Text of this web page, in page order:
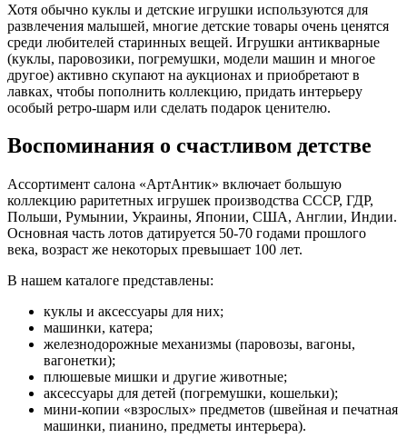
Хотя обычно куклы и детские игрушки используются для
развлечения малышей, многие детские товары очень ценятся
среди любителей старинных вещей. Игрушки антикварные
(куклы, паровозики, погремушки, модели машин и многое
другое) активно скупают на аукционах и приобретают в
лавках, чтобы пополнить коллекцию, придать интерьеру
особый ретро-шарм или сделать подарок ценителю.
Воспоминания о счастливом детстве
Ассортимент салона «АртАнтик» включает большую
коллекцию раритетных игрушек производства СССР, ГДР,
Польши, Румынии, Украины, Японии, США, Англии, Индии.
Основная часть лотов датируется 50-70 годами прошлого
века, возраст же некоторых превышает 100 лет.
В нашем каталоге представлены:
куклы и аксессуары для них;
машинки, катера;
железнодорожные механизмы (паровозы, вагоны,
вагонетки);
плюшевые мишки и другие животные;
аксессуары для детей (погремушки, кошельки);
мини-копии «взрослых» предметов (швейная и печатная
машинки, пианино, предметы интерьера).